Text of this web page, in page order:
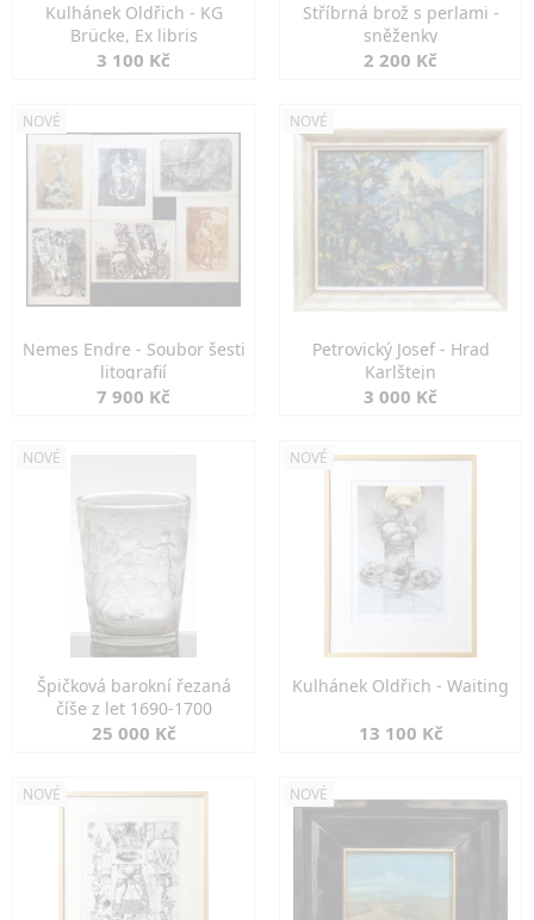
Kulhánek Oldřich - KG
Brücke, Ex libris
3 100 Kč
Stříbrná brož s perlami -
sněženky
2 200 Kč
NOVÉ
Nemes Endre - Soubor šesti
litografií
7 900 Kč
NOVÉ
Petrovický Josef - Hrad
Karlštejn
3 000 Kč
NOVÉ
Špičková barokní řezaná
číše z let 1690-1700
25 000 Kč
NOVÉ
Kulhánek Oldřich - Waiting
13 100 Kč
NOVÉ NOVÉ